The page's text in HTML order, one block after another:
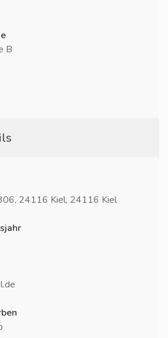
B
24116 Kiel, 24116 Kiel